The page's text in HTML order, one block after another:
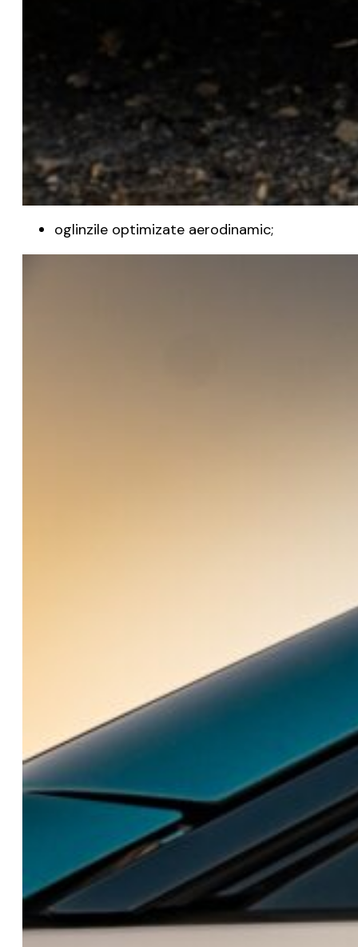
oglinzile optimizate aerodinamic;